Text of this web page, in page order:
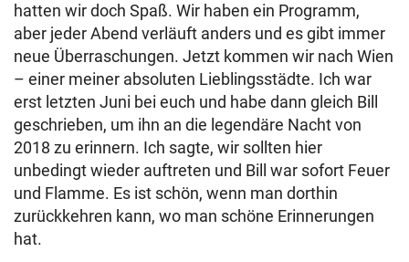
hatten wir doch Spaß. Wir haben ein Programm,
aber jeder Abend verläuft anders und es gibt immer
neue Überraschungen. Jetzt kommen wir nach Wien
– einer meiner absoluten Lieblingsstädte. Ich war
erst letzten Juni bei euch und habe dann gleich Bill
geschrieben, um ihn an die legendäre Nacht von
2018 zu erinnern. Ich sagte, wir sollten hier
unbedingt wieder auftreten und Bill war sofort Feuer
und Flamme. Es ist schön, wenn man dorthin
zurückkehren kann, wo man schöne Erinnerungen
hat.